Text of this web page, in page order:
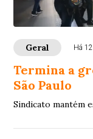
Geral Há
Termina a
São Paulo
Sindicato mantém